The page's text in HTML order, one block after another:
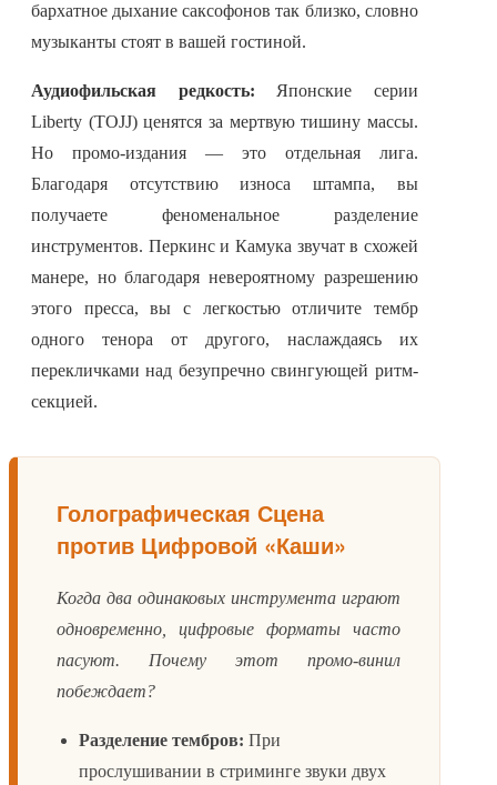
бархатное дыхание саксофонов так близко, словно
музыканты стоят в вашей гостиной.
Аудиофильская редкость: Японские серии
Liberty (TOJJ) ценятся за мертвую тишину массы.
Но промо-издания — это отдельная лига.
Благодаря отсутствию износа штампа, вы
получаете феноменальное разделение
инструментов. Перкинс и Камука звучат в схожей
манере, но благодаря невероятному разрешению
этого пресса, вы с легкостью отличите тембр
одного тенора от другого, наслаждаясь их
перекличками над безупречно свингующей ритм-
секцией.
Голографическая Сцена
против Цифровой «Каши»
Когда два одинаковых инструмента играют
одновременно, цифровые форматы часто
пасуют. Почему этот промо-винил
побеждает?
Разделение тембров: При
прослушивании в стриминге звуки двух